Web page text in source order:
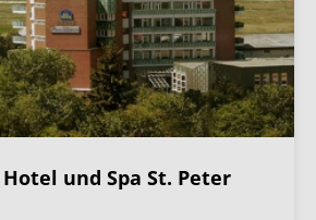
und Spa St. Peter